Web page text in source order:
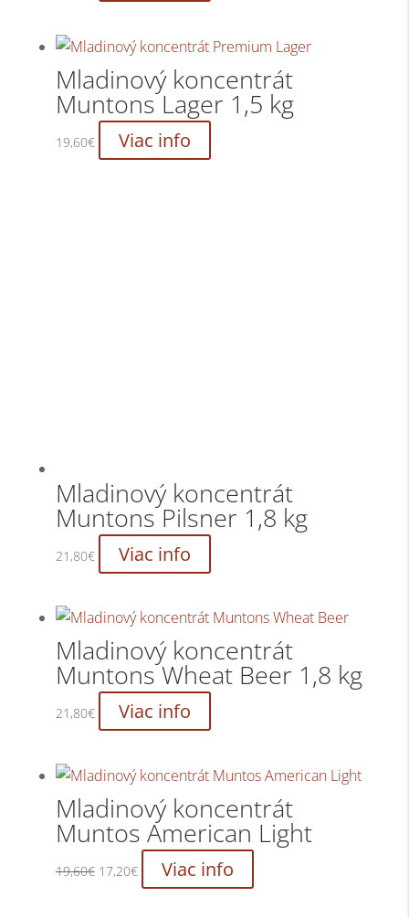
Mladinový koncentrát
Muntons Lager 1,5 kg
19,60€ Viac info
Mladinový koncentrát
Muntons Pilsner 1,8 kg
21,80€ Viac info
Mladinový koncentrát
Muntons Wheat Beer 1,8 kg
21,80€ Viac info
Mladinový koncentrát
Muntos American Light
19,60€ Pôvodná
17,20€Aktuálna
cena
Viac info